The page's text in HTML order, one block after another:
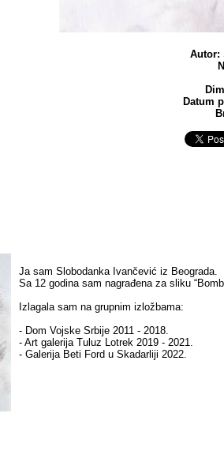
Autor:
Datum
Ja sam Slobodanka Ivančević iz Beograda.
Sa 12 godina sam nagrađena za sliku
Izlagala sam na grupnim izložbama:
- Dom Vojske Srbije 2011 - 2018.
- Art galerija Tuluz Lotrek 2019 - 2021.
- Galerija Beti Ford u Skadarliji 2022.